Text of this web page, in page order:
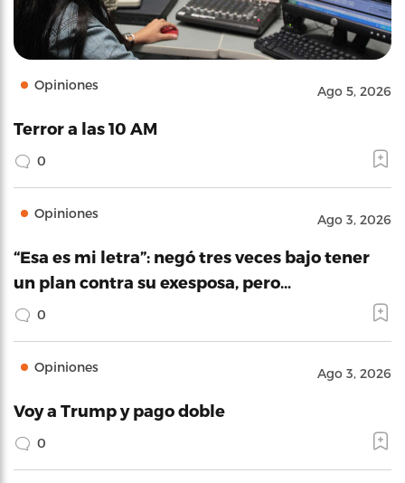
Opiniones Ago 5, 2026
Terror a las 10 AM
0
Opiniones Ago 3, 2026
“Esa es mi letra”: negó tres veces bajo tener
un plan contra su exesposa, pero…
0
Opiniones Ago 3, 2026
Voy a Trump y pago doble
0